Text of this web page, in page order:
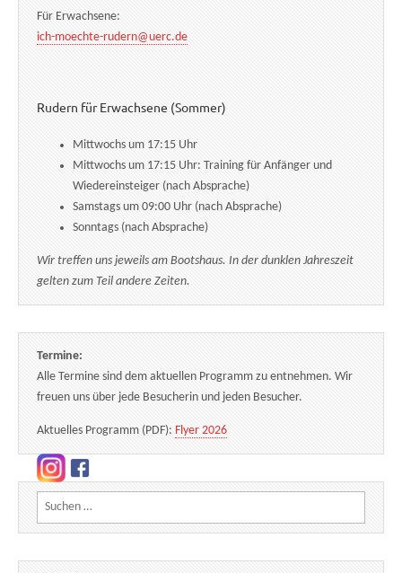
Für Erwachsene:
ich-moechte-rudern@uerc.de
Rudern für Erwachsene (Sommer)
Mittwochs um 17:15 Uhr
Mittwochs um 17:15 Uhr: Training für Anfänger und
Wiedereinsteiger (nach Absprache)
Samstags um 09:00 Uhr (nach Absprache)
Sonntags (nach Absprache)
Wir treffen uns jeweils am Bootshaus. In der dunklen Jahreszeit
gelten zum Teil andere Zeiten.
Termine:
Alle Termine sind dem aktuellen Programm zu entnehmen. Wir
freuen uns über jede Besucherin und jeden Besucher.
Aktuelles Programm (PDF): Flyer 2026
Suchen nach: